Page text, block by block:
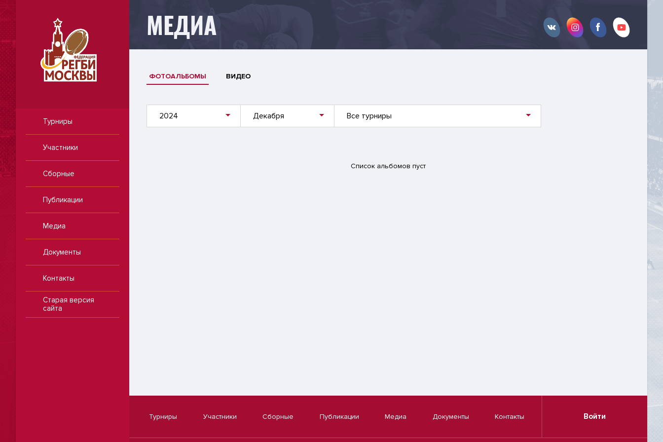
Турниры
Участники
Сборные
Публикации
Медиа
Документы
Контакты
Старая версия
сайта
МЕДИА
ФОТОАЛЬБОМЫ ВИДЕО
2024 Декабря Все турниры
Список альбомов пуст
Турниры Участники Сборные Публикации Медиа Документы Контакты Войти